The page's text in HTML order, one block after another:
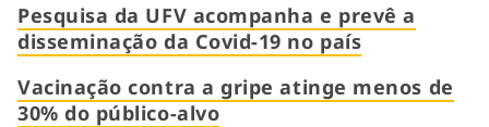
Pesquisa da UFV acompanha e prevê a
disseminação da Covid-19 no país
Vacinação contra a gripe atinge menos de
30% do público-alvo